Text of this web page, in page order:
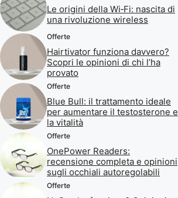
Le origini della Wi‑Fi: nascita di
una rivoluzione wireless
Offerte
Hairtivator funziona davvero?
Scopri le opinioni di chi l’ha
provato
Offerte
Blue Bull: il trattamento ideale
per aumentare il testosterone e
la vitalità
Offerte
OnePower Readers:
recensione completa e opinioni
sugli occhiali autoregolabili
Offerte